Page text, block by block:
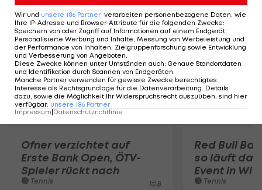
Mehr zum Thema
Ofner verzichtet auf
Erste Bank Open, ÖTV-
Spieler rückt nach
Tennis 8
Red Bull
so läuft das
Event in
Tennis
Wir und unsere 186 Partner verarbeiten personenbezogene Daten, wie
Ihre IP-Adresse und Browser-Attribute für die folgenden Zwecke:
Speichern von oder Zugriff auf Informationen auf einem Endgerät;
Personalisierte Werbung und Inhalte, Messung von Werbeleistung und
der Performance von Inhalten, Zielgruppenforschung sowie Entwicklung
und Verbesserung von Angeboten
Diese Zwecke können unter Umständen auch: Genaue Standortdaten
und Identifikation durch Scannen von Endgeräten
Manche Partner verwenden für gewisse Zwecke berechtigtes
Interesse als Rechtsgrundlage für die Datenverarbeitung. Details
dazu, sowie die Möglichkeit Ihr Widerspruchsrecht auszuüben, sind hier
verfügbar: unsere 186 Partner
Impressum|Datenschutzrichtlinie